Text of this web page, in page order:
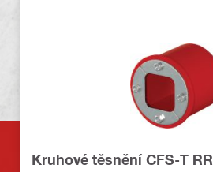
Kruhové těsnění CFS-T RR